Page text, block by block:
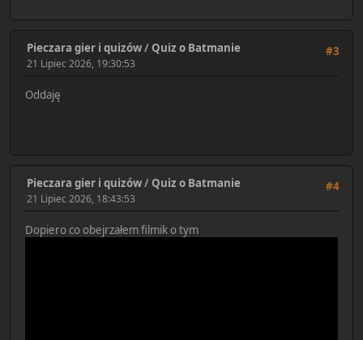
#3
Pieczara gier i quizów/Quiz o Batmanie
21 Lipiec 2026, 19:30:53
Oddaję
#4
Pieczara gier i quizów/Quiz o Batmanie
21 Lipiec 2026, 18:43:53
Dopiero co obejrzałem filmik o tym